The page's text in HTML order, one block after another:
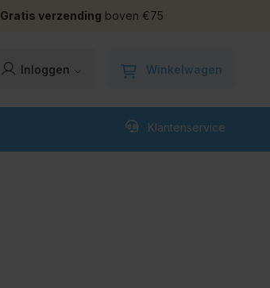
Gratis verzending boven €75
Inloggen Winkelwagen
Klantenservice